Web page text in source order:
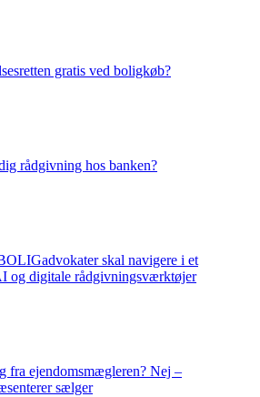
gratis ved boligkøb?
rådgivning hos banken?
skal navigere i et
og digitale rådgivningsværktøjer
fra ejendomsmægleren? Nej –
sælger